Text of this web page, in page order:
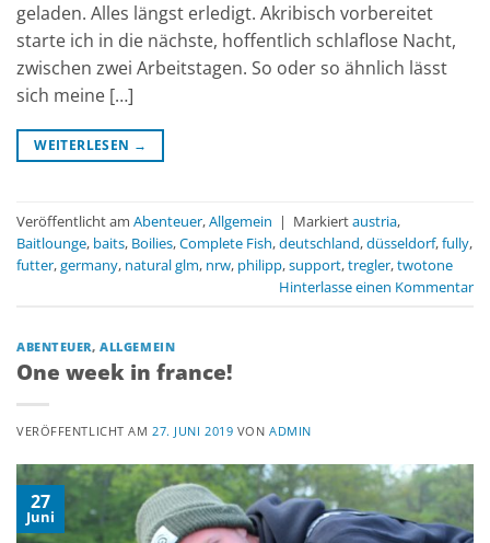
geladen. Alles längst erledigt. Akribisch vorbereitet
starte ich in die nächste, hoffentlich schlaflose Nacht,
zwischen zwei Arbeitstagen. So oder so ähnlich lässt
sich meine […]
WEITERLESEN →
Veröffentlicht am Abenteuer,Allgemein | Markiertaustria,
Baitlounge, baits, Boilies,Complete Fish,deutschland,düsseldorf,fully,
futter,germany, natural glm, nrw, philipp,support,tregler,twotone
Hinterlasse einen Kommentar
ABENTEUER,ALLGEMEIN
One week in france!
VERÖFFENTLICHT AM 27. JUNI 2019 VONADMIN
27
Juni